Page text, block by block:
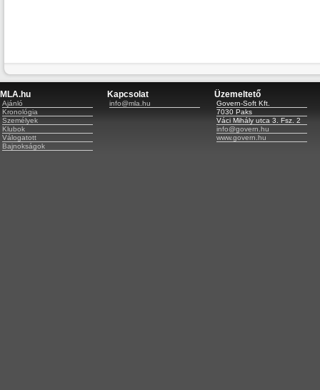
MLA.hu
Ajánló
Kronológia
Személyek
Klubok
Válogatott
Bajnokságok
Kapcsolat
info@mla.hu
Üzemeltető
Govern-Soft Kft.
7030 Paks
Váci Mihály utca 3. Fsz. 2
info@govern.hu
www.govern.hu